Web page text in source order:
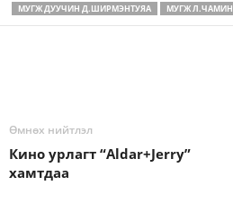
МУГЖ ДУУЧИН Д.ШИРМЭНТУЯА
МУГЖ
Өмнөх нийтлэл
Кино урлагт “Aldar+Jerry”
хамтдаа